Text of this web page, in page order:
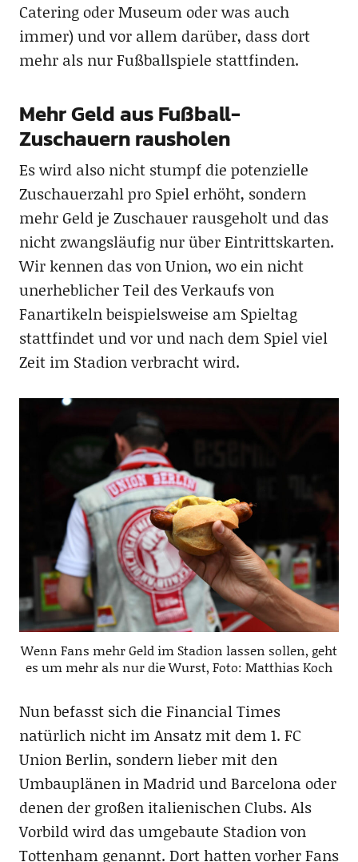
Catering oder Museum oder was auch
immer) und vor allem darüber, dass dort
mehr als nur Fußballspiele stattfinden.
Mehr Geld aus Fußball-
Zuschauern rausholen
Es wird also nicht stumpf die potenzielle
Zuschauerzahl pro Spiel erhöht, sondern
mehr Geld je Zuschauer rausgeholt und das
nicht zwangsläufig nur über Eintrittskarten.
Wir kennen das von Union, wo ein nicht
unerheblicher Teil des Verkaufs von
Fanartikeln beispielsweise am Spieltag
stattfindet und vor und nach dem Spiel viel
Zeit im Stadion verbracht wird.
Wenn Fans mehr Geld im Stadion lassen sollen, geht
es um mehr als nur die Wurst, Foto: Matthias Koch
Nun befasst sich die Financial Times
natürlich nicht im Ansatz mit dem 1. FC
Union Berlin, sondern lieber mit den
Umbauplänen in Madrid und Barcelona oder
denen der großen italienischen Clubs. Als
Vorbild wird das umgebaute Stadion von
Tottenham genannt. Dort hatten vorher Fans